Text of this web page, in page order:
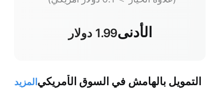
الأدنى1.99 دولار
التمويل بالهامش في السوق الأمريكيالمزيد